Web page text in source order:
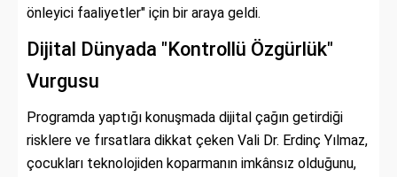
önleyici faaliyetler" için bir araya geldi.
Dijital Dünyada "Kontrollü Özgürlük"
Vurgusu
Programda yaptığı konuşmada dijital çağın getirdiği
risklere ve fırsatlara dikkat çeken Vali Dr. Erdinç Yılmaz,
çocukları teknolojiden koparmanın imkânsız olduğunu,